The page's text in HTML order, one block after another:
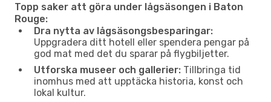
Topp saker att göra under lågsäsongen i Baton
Rouge:
Dra nytta av lågsäsongsbesparingar:
Uppgradera ditt hotell eller spendera pengar på
god mat med det du sparar på flygbiljetter.
Utforska museer och gallerier: Tillbringa tid
inomhus med att upptäcka historia, konst och
lokal kultur.